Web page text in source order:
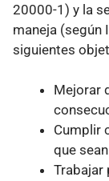
20000-1) y la
maneja (según
siguientes
Mejorar
Cumplir
que
Trabajar